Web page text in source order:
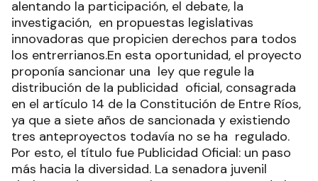
alentando la participación, el debate, la
investigación, en propuestas legislativas
innovadoras que propicien derechos para todos
los entrerrianos.En esta oportunidad, el proyecto
proponía sancionar una ley que regule la
distribución de la publicidad oficial, consagrada
en el artículo 14 de la Constitución de Entre Ríos,
ya que a siete años de sancionada y existiendo
tres anteproyectos todavía no se ha regulado.
Por esto, el título fue Publicidad Oficial: un paso
más hacia la diversidad. La senadora juvenil